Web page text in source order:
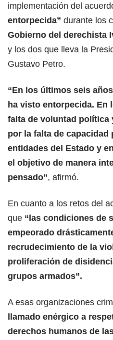
implementación del
entorpecida” durante los
Gobierno del derechista
y los dos que lleva la
Gustavo Petro.
“En los últimos seis
ha visto entorpecida. En
falta de voluntad política
por la falta de capacidad
entidades del Estado y
el objetivo de manera
pensado”, afirmó.
En cuanto a los retos del
que “las condiciones de
empeorado
recrudecimiento de la
proliferación de
grupos armados”.
A esas organizaciones
llamado enérgico a
derechos humanos de